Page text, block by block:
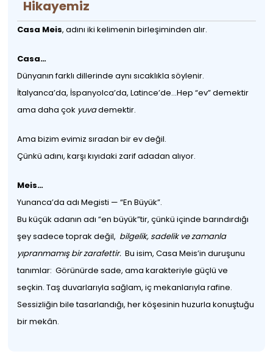
Hikayemiz
Casa Meis, adını iki kelimenin birleşiminden alır.
Casa…
Dünyanın farklı dillerinde aynı sıcaklıkla söylenir.
İtalyanca’da, İspanyolca’da, Latince’de…Hep “ev” demektir
ama daha çok yuvademektir.
Ama bizim evimiz sıradan bir ev değil.
Çünkü adını, karşı kıyıdaki zarif adadan alıyor.
Meis…
Yunanca’da adı Megisti — “En Büyük”.
Bu küçük adanın adı “en büyük”tir, çünkü içinde barındırdığı
şey sadece toprak değil, bilgelik, sadelik ve zamanla
yıpranmamış bir zarafettir. Bu isim, Casa Meis’in duruşunu
tanımlar: Görünürde sade, ama karakteriyle güçlü ve
seçkin. Taş duvarlarıyla sağlam, iç mekanlarıyla rafine.
Sessizliğin bile tasarlandığı, her köşesinin huzurla konuştuğu
bir mekân.